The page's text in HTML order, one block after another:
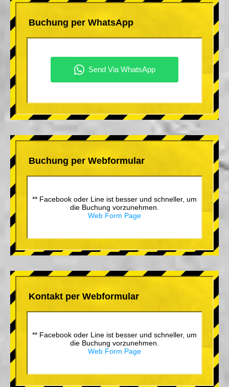
Buchung per WhatsApp
Buchung per Webformular
** Facebook oder Line ist besser und schneller, um
die Buchung vorzunehmen.
Web Form Page
Kontakt per Webformular
** Facebook oder Line ist besser und schneller, um
die Buchung vorzunehmen.
Web Form Page